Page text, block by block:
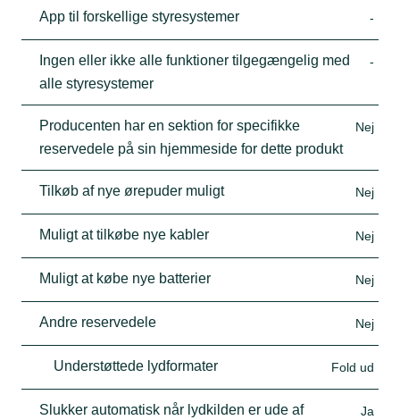
App til forskellige styresystemer -
Ingen eller ikke alle funktioner tilgegængelig med
alle styresystemer
-
Producenten har en sektion for specifikke
reservedele på sin hjemmeside for dette produkt
Nej
Tilkøb af nye ørepuder muligt Nej
Muligt at tilkøbe nye kabler Nej
Muligt at købe nye batterier Nej
Andre reservedele Nej
Understøttede lydformater Fold ud
Slukker automatisk når lydkilden er ude af
Ja